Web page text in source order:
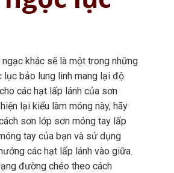
khác sẽ là một trong những
lục bảo lung linh mang lại độ
các hạt lấp lánh của sơn
lại kiểu làm móng này, hãy
sơn lớp sơn móng tay lấp
tay của bạn và sử dụng
các hạt lấp lánh vào giữa.
đường chéo theo cách